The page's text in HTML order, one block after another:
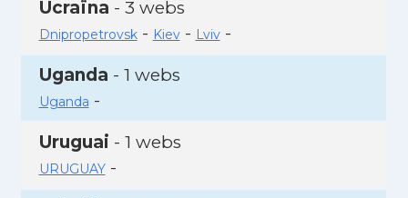
Ucraïna - 3 webs
Dnipropetrovsk- Kiev- Lviv-
Uganda - 1 webs
Uganda -
Uruguai - 1 webs
URUGUAY-